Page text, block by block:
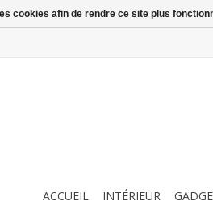
ACCUEIL INTÉRIEUR
cookies afin de rendre ce site plus